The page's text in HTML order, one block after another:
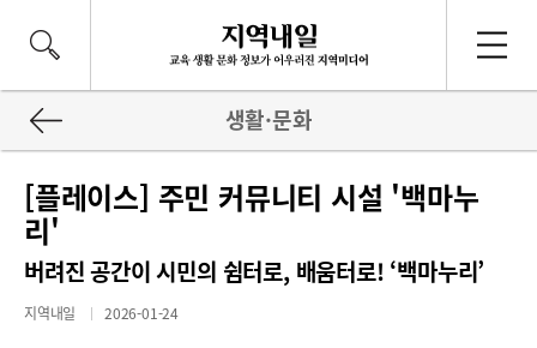
생활·문화
[플레이스] 주민 커뮤니티 시설 '백마누
리'
버려진 공간이 시민의 쉼터로, 배움터로! ‘백마누리’
지역내일 2026-01-24